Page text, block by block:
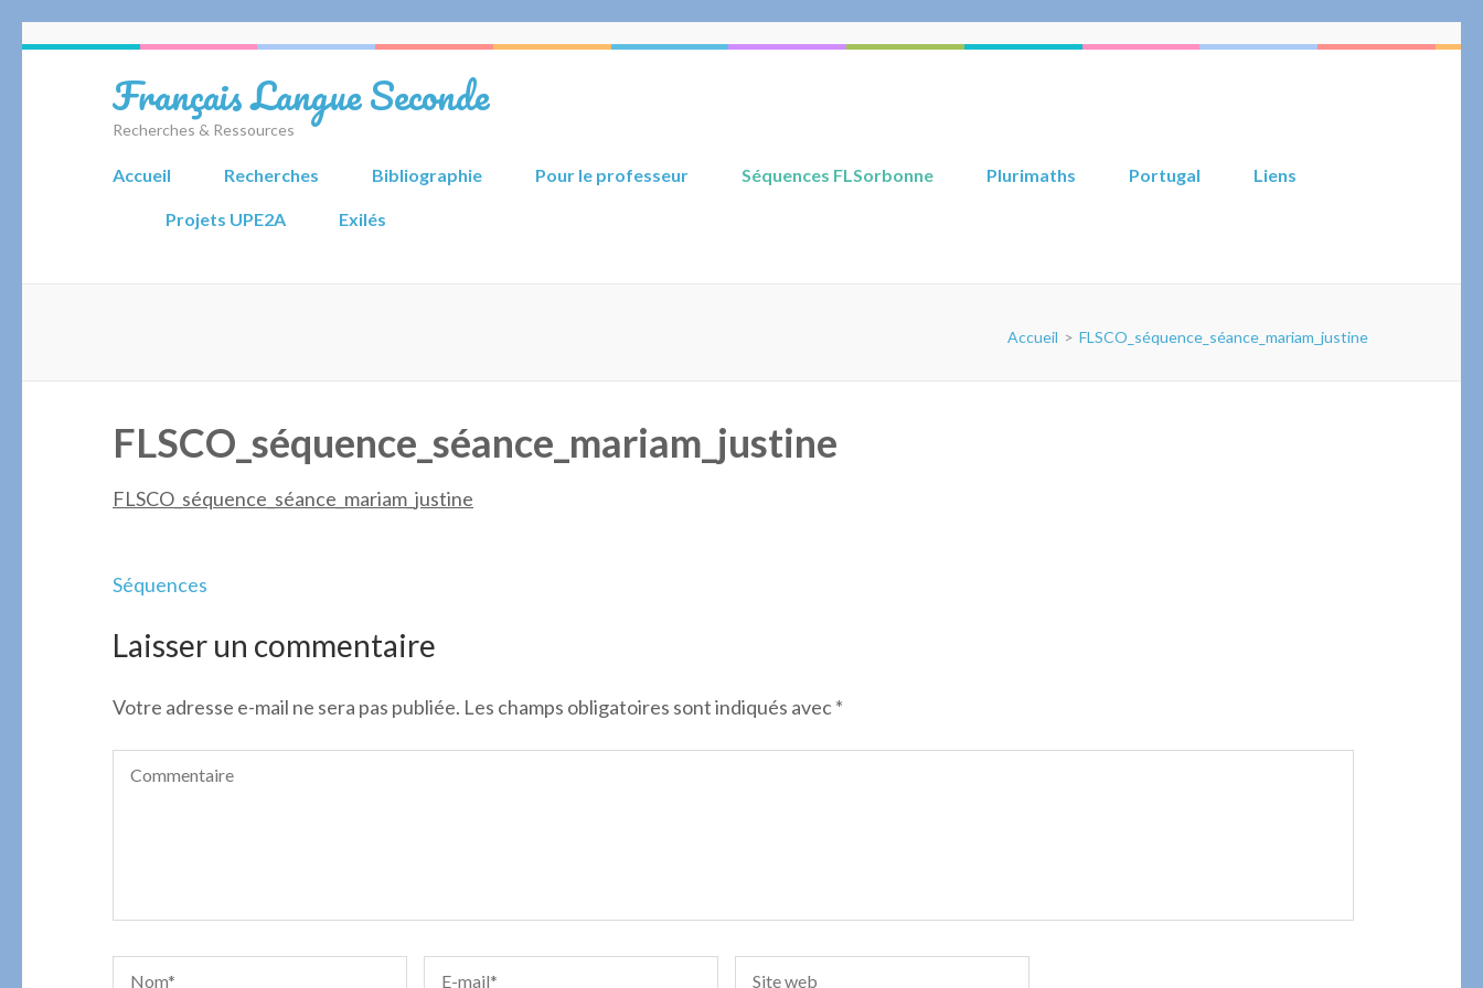
Français Langue Seconde
Recherches & Ressources
Accueil Recherches Bibliographie Pour le professeur Séquences FLSorbonne Plurimaths Portugal Liens
Projets UPE2A Exilés
Accueil > FLSCO_séquence_séance_mariam_justine
FLSCO_séquence_séance_mariam_justine
FLSCO_séquence_séance_mariam_justine
Navigation
l’article
Séquences
Laisser un commentaire
Votre adresse e-mail ne sera pas publiée. Les champs obligatoires sont indiqués avec*